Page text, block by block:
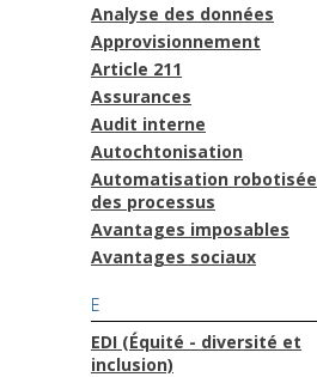
Analyse des données
Approvisionnement
Article 211
Assurances
Audit interne
Autochtonisation
Automatisation robotisée
des processus
Avantages imposables
Avantages sociaux
E
EDI (Équité - diversité et
inclusion)